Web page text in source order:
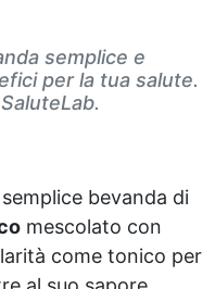
semplice e
per la tua salute.
semplice bevanda di
mescolato con
come tonico per